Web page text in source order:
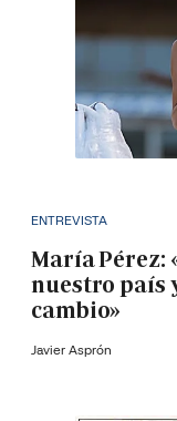
ENTREVISTA
María Pérez:
nuestro país
cambio»
Javier Asprón